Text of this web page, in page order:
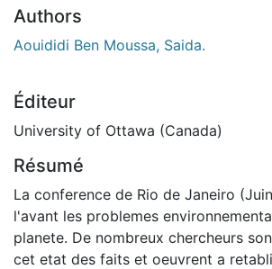
Authors
Aouididi Ben Moussa, Saida.
Éditeur
University of Ottawa (Canada)
Résumé
La conference de Rio de Janeiro
l'avant les problemes
planete. De nombreux chercheurs
cet etat des faits et oeuvrent a